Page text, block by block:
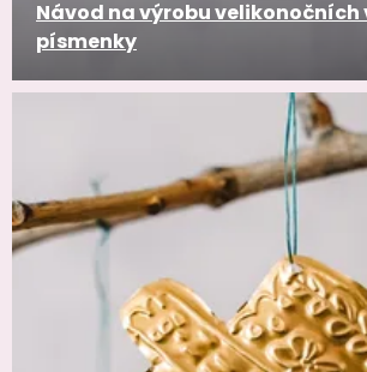
Návod na výrobu velikonočních
písmenky